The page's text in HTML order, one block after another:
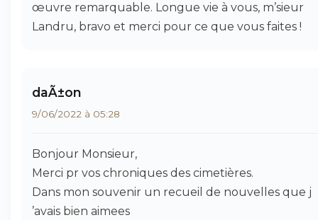
œuvre remarquable. Longue vie à vous, m’sieur
Landru, bravo et merci pour ce que vous faites !
daÃ±on
9/06/2022 à 05:28
Bonjour Monsieur,
Merci pr vos chroniques des cimetières.
Dans mon souvenir un recueil de nouvelles que j
’avais bien aimees